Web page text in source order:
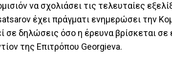
να σχολιάσει τις τελευταίες
έχει πράγματι ενημερώσει την
σε δηλώσεις όσο η έρευνα βρίσκεται
της Επιτρόπου Georgieva.